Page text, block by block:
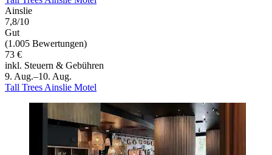
Ainslie
7,8/10
Gut
(1.005 Bewertungen)
73 €
inkl. Steuern & Gebühren
9. Aug.–10. Aug.
Tall Trees Ainslie Motel